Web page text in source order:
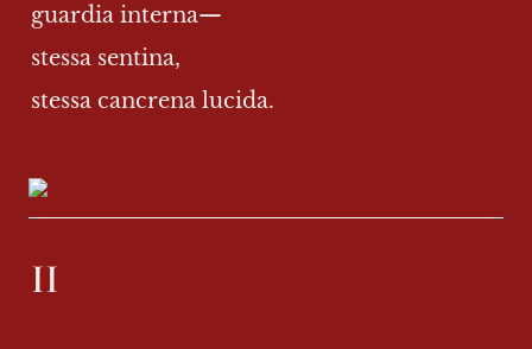
guardia interna—
stessa sentina,
stessa cancrena lucida.
II